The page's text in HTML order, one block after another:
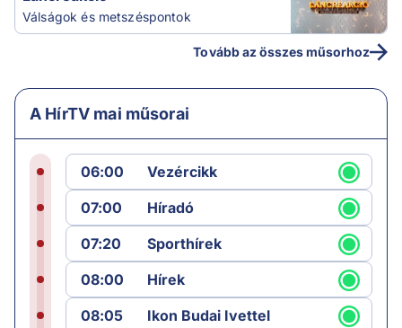
Válságok és metszéspontok
Tovább az összes műsorhoz
A HírTV mai műsorai
06:00
Vezércikk
07:00
Híradó
07:20
Sporthírek
08:00
Hírek
08:05
Ikon Budai Ivettel